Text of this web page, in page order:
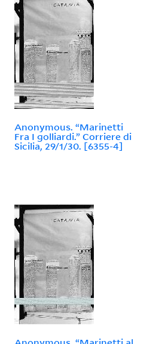
Anonymous. “Marinetti
Fra I golliardi.” Corriere di
Sicilia, 29/1/30. [6355-4]